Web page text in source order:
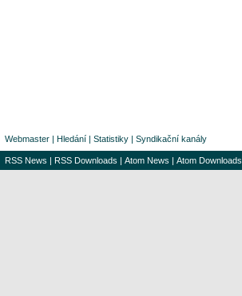
Webmaster | Hledání | Statistiky | Syndikační kanály
RSS News | RSS Downloads | Atom News | Atom Downloads